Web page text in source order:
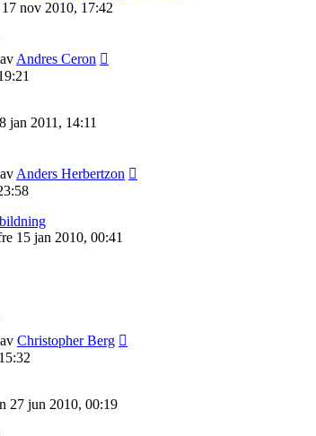
nov 2010, 17:42
av Andres Ceron
jan 2011, 14:11
av Anders Herbertzon
15 jan 2010, 00:41
av Christopher Berg
27 jun 2010, 00:19